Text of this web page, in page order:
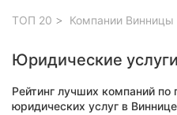
ТОП 20 Компании Винницы
Юридические
Рейтинг лучших компаний по
юридических услуг в